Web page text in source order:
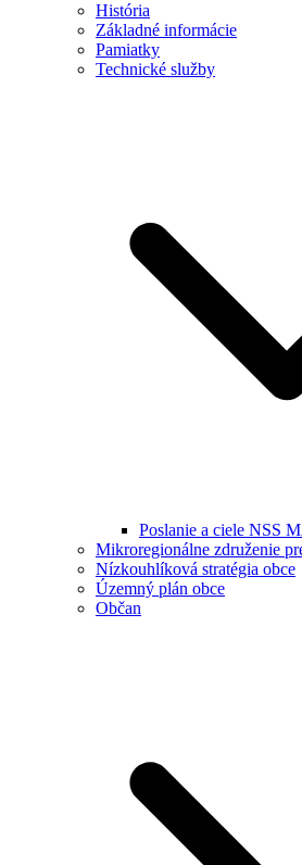
História
Základné informácie
Pamiatky
Technické služby
Poslanie a ciele NSS
Mikroregionálne združenie
Nízkouhlíková stratégia obce
Územný plán obce
Občan